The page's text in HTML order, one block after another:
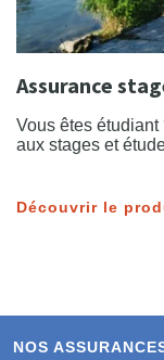
Assurance
Vous êtes
aux stages et
Découvrir le
NOS